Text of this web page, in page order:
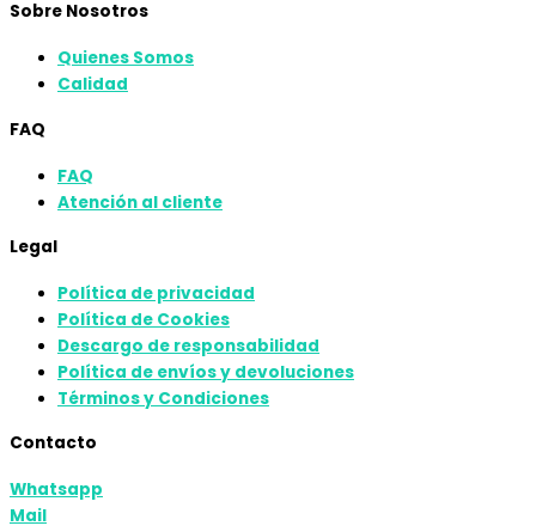
Sobre Nosotros
Quienes Somos
Calidad
FAQ
FAQ
Atención al cliente
Legal
Política de privacidad
Política de Cookies
Descargo de responsabilidad
Política de envíos y devoluciones
Términos y Condiciones
Contacto
Whatsapp
Mail